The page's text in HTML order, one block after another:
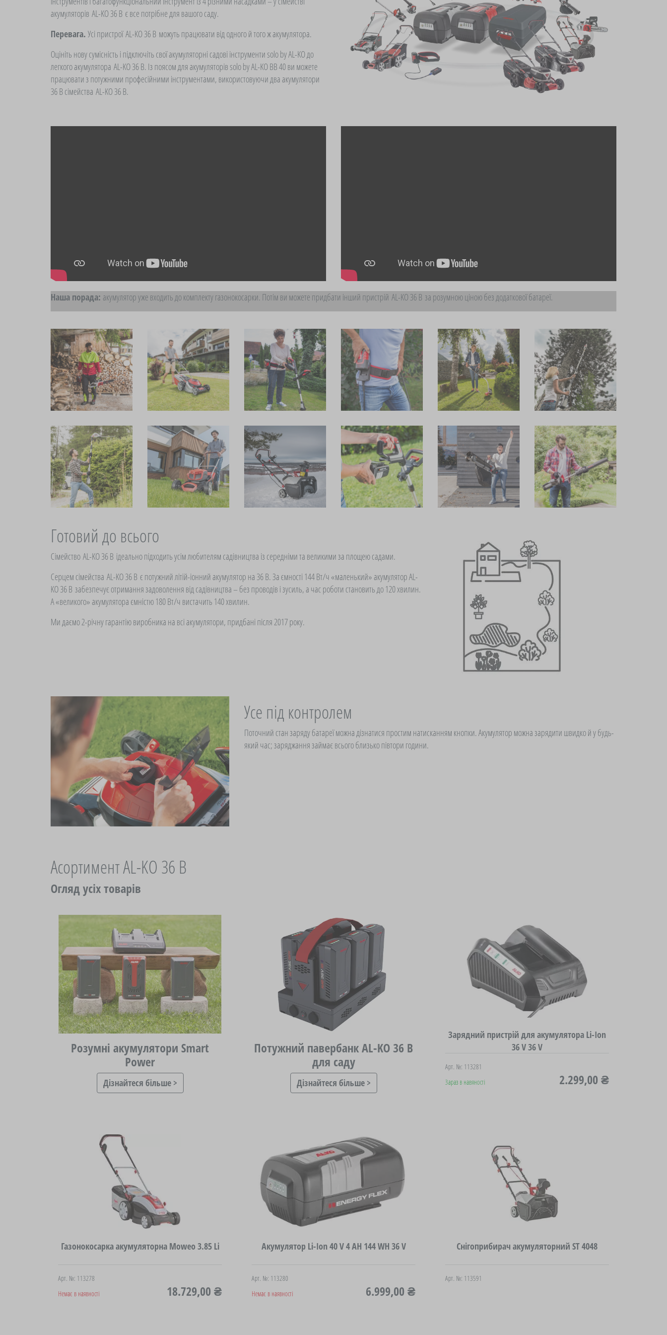
акумуляторів AL-KO 36 В є все потрібне для вашого саду.
Перевага. Усі пристроїAL-KO 36 В можуть працювати від одного й того ж акумулятора.
Оцініть нову сумісність і підключіть свої акумуляторні садові інструменти solo by AL-KO до
легкого акумулятора AL-KO 36 В. Із поясом для акумуляторів solo by AL-KO BB 40 ви можете
працювати з потужними професійними інструментами, використовуючи два акумулятори
36 В сімейства AL-KO 36 В.
Наша порада: акумулятор уже входить до комплекту газонокосарки. Потім ви можете придбати інший пристрій AL-KO 36 В за розумною ціною без додаткової батареї.
Готовий до всього
Сімейство AL-KO 36 В ідеально підходить усім любителям садівництва із середніми та великими за площею садами.
Серцем сімейства AL-KO 36 В є потужний літій-іонний акумулятор на 36 В. За ємності 144 Вт/ч «маленький» акумулятор AL-
KO 36 В забезпечує отримання задоволення від садівництва – без проводів і зусиль, а час роботи становить до 120 хвилин.
А «великого» акумулятора ємністю 180 Вт/ч вистачить 140 хвилин.
Ми даємо 2-річну гарантію виробника на всі акумулятори, придбані після 2017 року.
Усе під контролем
Поточний стан заряду батареї можна дізнатися простим натисканням кнопки. Акумулятор можна зарядити швидко й у будь-
який час; заряджання займає всього близько півтори години.
Асортимент AL-KO 36 В
Огляд усіх товарів
Розумні акумулятори Smart
Power
Дізнайтеся більше >
Потужний павербанк AL-KO 36 В
для саду
Дізнайтеся більше >
Зарядний пристрій для акумулятора Li-Ion
36 V 36 V
Арт. №: 113281
Зараз в навяності
2.299,00 ₴
Газонокосарка акумуляторна Moweo 3.85 Li
Арт. №: 113278
Немає в наявності
18.729,00 ₴
Акумулятор Li-Ion 40 V 4 AH 144 WH 36 V
Арт. №: 113280
Немає в наявності
6.999,00 ₴
Снігоприбирач акумуляторний ST 4048
Арт. №: 113591